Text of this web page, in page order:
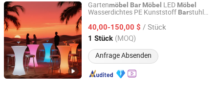
Gartenmöbel Bar Möbel LED Möbel
Wasserdichtes PE Kunststoff Barstuhl
40,00-150,00 $ / Stück
1 Stück (MOQ)
Anfrage Absenden
Hengshui First Class Rotomolding Equipment Technology
Co., Ltd.
Hebei, China